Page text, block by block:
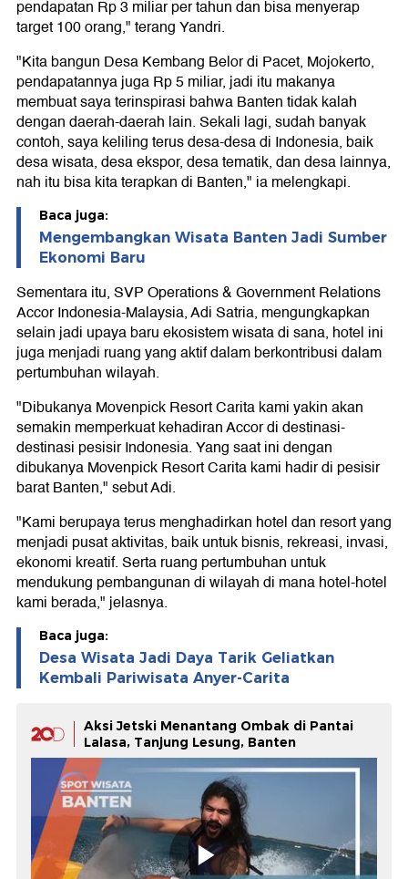
pendapatan Rp 3 miliar per tahun dan bisa menyerap
target 100 orang," terang Yandri.
"Kita bangun Desa Kembang Belor di Pacet, Mojokerto,
pendapatannya juga Rp 5 miliar, jadi itu makanya
membuat saya terinspirasi bahwa Banten tidak kalah
dengan daerah-daerah lain. Sekali lagi, sudah banyak
contoh, saya keliling terus desa-desa di Indonesia, baik
desa wisata, desa ekspor, desa tematik, dan desa lainnya,
nah itu bisa kita terapkan di Banten," ia melengkapi.
Baca juga:
Mengembangkan Wisata Banten Jadi Sumber
Ekonomi Baru
Sementara itu, SVP Operations & Government Relations
Accor Indonesia-Malaysia, Adi Satria, mengungkapkan
selain jadi upaya baru ekosistem wisata di sana, hotel ini
juga menjadi ruang yang aktif dalam berkontribusi dalam
pertumbuhan wilayah.
"Dibukanya Movenpick Resort Carita kami yakin akan
semakin memperkuat kehadiran Accor di destinasi-
destinasi pesisir Indonesia. Yang saat ini dengan
dibukanya Movenpick Resort Carita kami hadir di pesisir
barat Banten," sebut Adi.
"Kami berupaya terus menghadirkan hotel dan resort yang
menjadi pusat aktivitas, baik untuk bisnis, rekreasi, invasi,
ekonomi kreatif. Serta ruang pertumbuhan untuk
mendukung pembangunan di wilayah di mana hotel-hotel
kami berada," jelasnya.
Baca juga:
Desa Wisata Jadi Daya Tarik Geliatkan
Kembali Pariwisata Anyer-Carita
Aksi Jetski Menantang Ombak di Pantai
Lalasa, Tanjung Lesung, Banten